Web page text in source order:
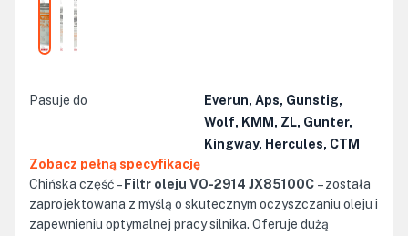
Pasuje do
Everun, Aps, Gunstig,
Wolf, KMM, ZL, Gunter,
Kingway, Hercules, CTM
Zobacz pełną specyfikację
Chińska część – Filtr oleju VO-2914 JX85100C – została
zaprojektowana z myślą o skutecznym oczyszczaniu oleju i
zapewnieniu optymalnej pracy silnika. Oferuje dużą